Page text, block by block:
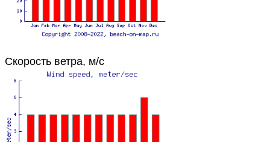
Скорость ветра, м/с